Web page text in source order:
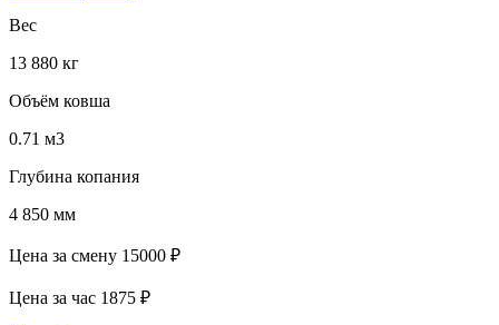
Вес
13 880 кг
Объём ковша
0.71 м3
Глубина копания
4 850 мм
Цена за смену 15000 ₽
Цена за час 1875 ₽